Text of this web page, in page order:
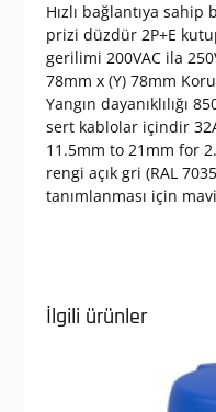
Hızlı bağlantıya
prizi düzdür 2P+E
gerilimi 200VAC ila
78mm x (Y) 78mm
Yangın dayanıklılığı
sert kablolar içindir
11.5mm to 21mm for
rengi açık gri (RAL
tanımlanması için
İlgili ürünler